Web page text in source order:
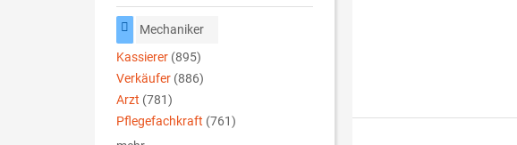
Mechaniker
Kassierer (895)
Verkäufer (886)
Arzt (781)
Pflegefachkraft (761)